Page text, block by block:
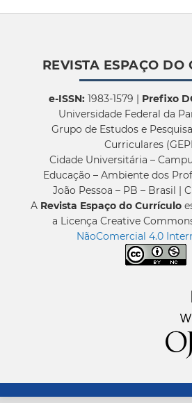
REVISTA ESPAÇO DO
e-ISSN:1983-1579 | Prefixo
Universidade Federal da
Grupo de Estudos e
Curriculares
Cidade Universitária –
Educação – Ambiente dos
João Pessoa – PB – Brasil |
A Revista Espaço do Currículo
a Licença Creative
NãoComercial 4.0